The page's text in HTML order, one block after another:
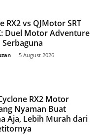
RX2 vs QJMotor SRT
Duel Motor Adventure
Serbaguna
5 August 2026
RX2 Motor
Nyaman Buat
Aja, Lebih Murah dari